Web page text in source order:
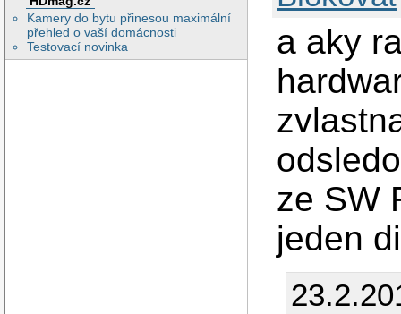
Kamery do bytu přinesou maximální
přehled o vaší domácnosti
Testovací novinka
a aky
ze SW
jeden